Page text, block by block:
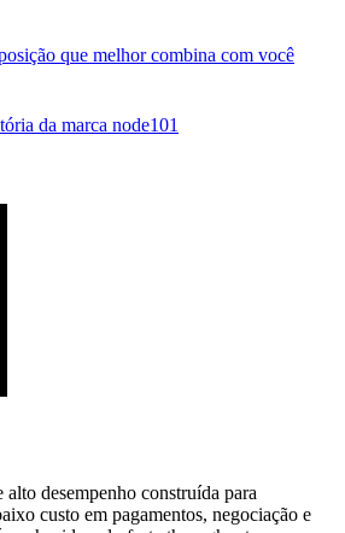
que melhor combina com você
da marca node101
desempenho construída para
custo em pagamentos, negociação e